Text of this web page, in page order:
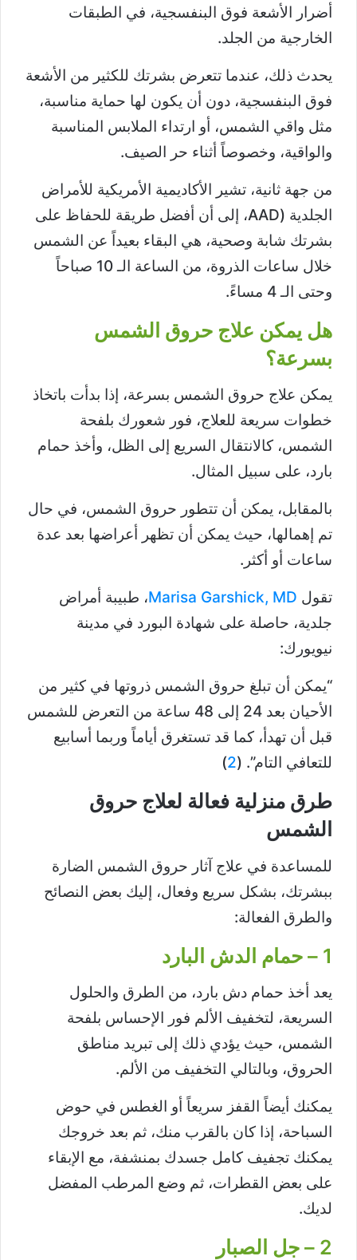
أضرار الأشعة فوق البنفسجية، في الطبقات
الخارجية من الجلد.
يحدث ذلك، عندما تتعرض بشرتك للكثير من الأشعة
فوق البنفسجية، دون أن يكون لها حماية مناسبة،
مثل واقي الشمس، أو ارتداء الملابس المناسبة
والواقية، وخصوصاً أثناء حر الصيف.
من جهة ثانية، تشير الأكاديمية الأمريكية للأمراض
الجلدية (AAD، إلى أن أفضل طريقة للحفاظ على
بشرتك شابة وصحية، هي البقاء بعيداً عن الشمس
خلال ساعات الذروة، من الساعة الـ 10 صباحاً
وحتى الـ 4 مساءً.
هل يمكن علاج حروق الشمس
بسرعة؟
يمكن علاج حروق الشمس بسرعة، إذا بدأت باتخاذ
خطوات سريعة للعلاج، فور شعورك بلفحة
الشمس، كالانتقال السريع إلى الظل، وأخذ حمام
بارد، على سبيل المثال.
بالمقابل، يمكن أن تتطور حروق الشمس، في حال
تم إهمالها، حيث يمكن أن تظهر أعراضها بعد عدة
ساعات أو أكثر.
تقول Marisa Garshick, MD، طبيبة أمراض
جلدية، حاصلة على شهادة البورد في مدينة
نيويورك:
“يمكن أن تبلغ حروق الشمس ذروتها في كثير من
الأحيان بعد 24 إلى 48 ساعة من التعرض للشمس
قبل أن تهدأ، كما قد تستغرق أياماً وربما أسابيع
للتعافي التام”. (2
)
طرق منزلية فعالة لعلاج حروق
الشمس
للمساعدة في علاج آثار حروق الشمس الضارة
ببشرتك، بشكل سريع وفعال، إليك بعض النصائح
والطرق الفعالة:
1 – حمام الدش البارد
يعد أخذ حمام دش بارد، من الطرق والحلول
السريعة، لتخفيف الألم فور الإحساس بلفحة
الشمس، حيث يؤدي ذلك إلى تبريد مناطق
الحروق، وبالتالي التخفيف من الألم.
يمكنك أيضاً القفز سريعاً أو الغطس في حوض
السباحة، إذا كان بالقرب منك، ثم بعد خروجك
يمكنك تجفيف كامل جسدك بمنشفة، مع الإبقاء
على بعض القطرات، ثم وضع المرطب المفضل
لديك.
2 – جل الصبار